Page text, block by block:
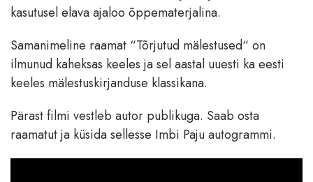
kasutusel elava ajaloo õppematerjalina.
Samanimeline raamat “Tõrjutud mälestused“ on
ilmunud kaheksas keeles ja sel aastal uuesti ka eesti
keeles mälestuskirjanduse klassikana.
Pärast filmi vestleb autor publikuga. Saab osta
raamatut ja küsida sellesse Imbi Paju autogrammi.